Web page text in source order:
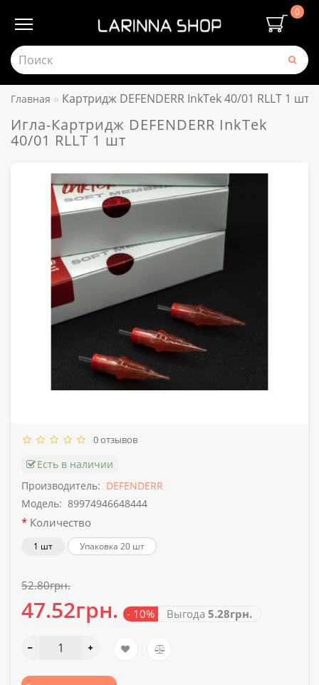
0
Главная Картридж DEFENDERR InkTek 40/01 RLLT 1 шт
Игла-Картридж DEFENDERR InkTek
40/01 RLLT 1 шт
0 отзывов
Есть в наличии
Производитель: DEFENDERR
Модель: 89974946648444
Количество
1 шт Упаковка 20 шт
52.80грн.
47.52грн. - 10% Выгода 5.28грн.